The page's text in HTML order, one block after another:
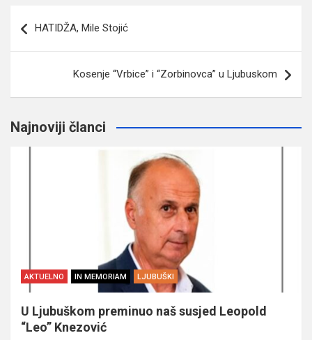
članaka
HATIDŽA, Mile Stojić
Kosenje “Vrbice” i “Zorbinovca” u Ljubuskom
Najnoviji članci
AKTUELNO IN MEMORIAM LJUBUŠKI
U Ljubuškom preminuo naš susjed Leopold
“Leo” Knezović